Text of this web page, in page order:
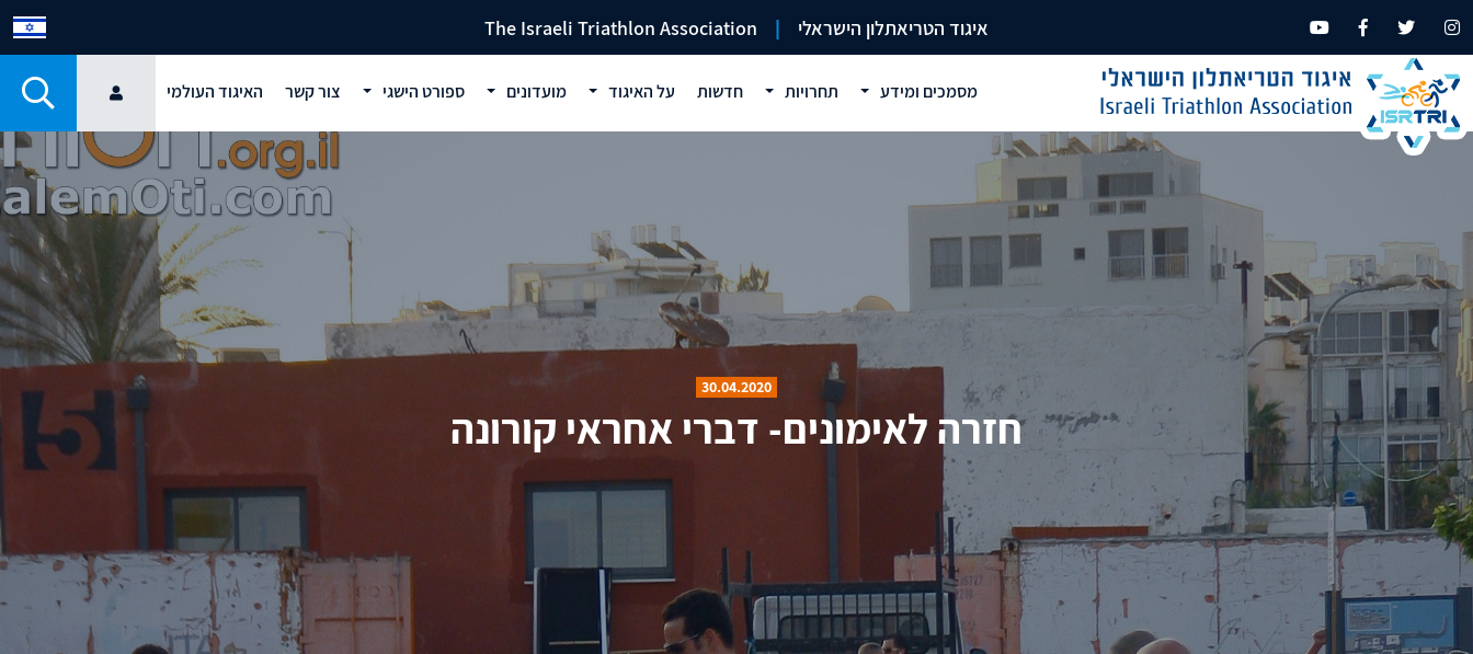
איגוד הטריאתלון הישראלי |
The Israeli Triathlon Association
מסמכים ומידע תחרויות חדשות על האיגוד מועדונים ספורט הישגי צור קשר האיגוד העולמי
חזרה לאימונים- דברי אחראי קורונה
30.04.2020